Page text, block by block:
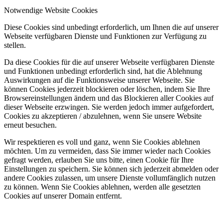
Notwendige Website Cookies
Diese Cookies sind unbedingt erforderlich, um Ihnen die auf unserer
Webseite verfügbaren Dienste und Funktionen zur Verfügung zu
stellen.
Da diese Cookies für die auf unserer Webseite verfügbaren Dienste
und Funktionen unbedingt erforderlich sind, hat die Ablehnung
Auswirkungen auf die Funktionsweise unserer Webseite. Sie
können Cookies jederzeit blockieren oder löschen, indem Sie Ihre
Browsereinstellungen ändern und das Blockieren aller Cookies auf
dieser Webseite erzwingen. Sie werden jedoch immer aufgefordert,
Cookies zu akzeptieren / abzulehnen, wenn Sie unsere Website
erneut besuchen.
Wir respektieren es voll und ganz, wenn Sie Cookies ablehnen
möchten. Um zu vermeiden, dass Sie immer wieder nach Cookies
gefragt werden, erlauben Sie uns bitte, einen Cookie für Ihre
Einstellungen zu speichern. Sie können sich jederzeit abmelden oder
andere Cookies zulassen, um unsere Dienste vollumfänglich nutzen
zu können. Wenn Sie Cookies ablehnen, werden alle gesetzten
Cookies auf unserer Domain entfernt.